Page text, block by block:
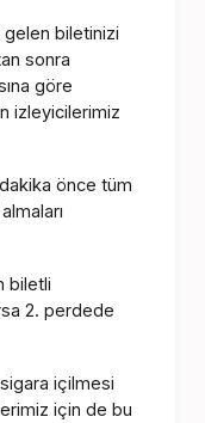
biletinizi
sonra
göre
izleyicilerimiz
önce tüm
biletli
2. perdede
içilmesi
için de bu